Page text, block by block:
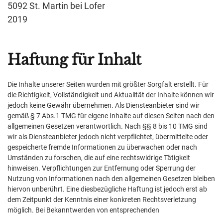
5092 St. Martin bei Lofer
2019
Haftung für Inhalt
Die Inhalte unserer Seiten wurden mit größter Sorgfalt erstellt. Für
die Richtigkeit, Vollständigkeit und Aktualität der Inhalte können wir
jedoch keine Gewähr übernehmen. Als Diensteanbieter sind wir
gemäß § 7 Abs.1 TMG für eigene Inhalte auf diesen Seiten nach den
allgemeinen Gesetzen verantwortlich. Nach §§ 8 bis 10 TMG sind
wir als Diensteanbieter jedoch nicht verpflichtet, übermittelte oder
gespeicherte fremde Informationen zu überwachen oder nach
Umständen zu forschen, die auf eine rechtswidrige Tätigkeit
hinweisen. Verpflichtungen zur Entfernung oder Sperrung der
Nutzung von Informationen nach den allgemeinen Gesetzen bleiben
hiervon unberührt. Eine diesbezügliche Haftung ist jedoch erst ab
dem Zeitpunkt der Kenntnis einer konkreten Rechtsverletzung
möglich. Bei Bekanntwerden von entsprechenden